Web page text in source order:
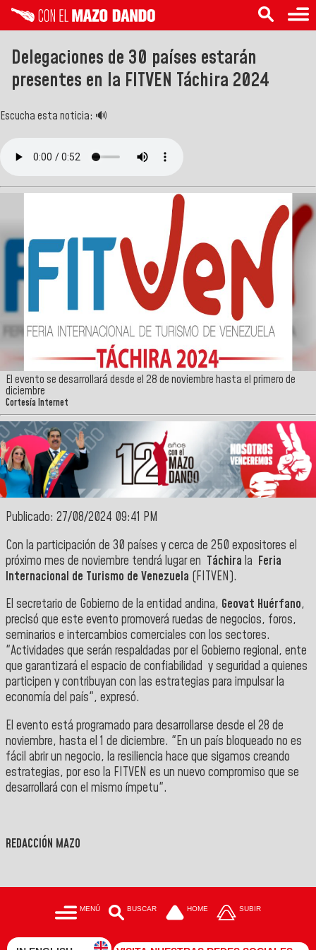
Delegaciones de 30 países estarán
presentes en la FITVEN Táchira 2024
Escucha esta noticia: 🔊
El evento se desarrollará desde el 28 de noviembre hasta el primero de
diciembre
Cortesía Internet
Publicado: 27/08/2024 09:41 PM
Con la participación de 30 países y cerca de 250 expositores el
próximo mes de noviembre tendrá lugar en Táchira la Feria
Internacional de Turismo de Venezuela (FITVEN).
El secretario de Gobierno de la entidad andina, Geovat Huérfano,
precisó que este evento promoverá ruedas de negocios, foros,
seminarios e intercambios comerciales con los sectores.
"Actividades que serán respaldadas por el Gobierno regional, ente
que garantizará el espacio de confiabilidad y seguridad a quienes
participen y contribuyan con las estrategias para impulsar la
economía del país", expresó.
El evento está programado para desarrollarse desde el 28 de
noviembre, hasta el 1 de diciembre. "En un país bloqueado no es
fácil abrir un negocio, la resiliencia hace que sigamos creando
estrategias, por eso la FITVEN es un nuevo compromiso que se
desarrollará con el mismo ímpetu".
REDACCIÓN MAZO
MENÚ BUSCAR HOME SUBIR